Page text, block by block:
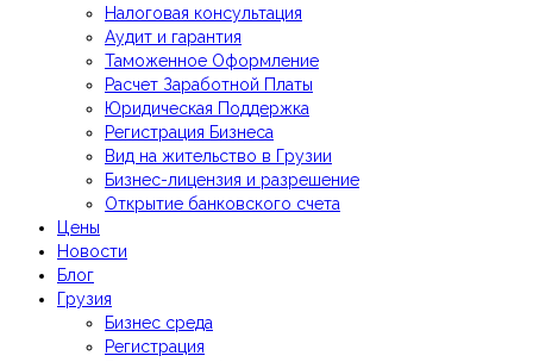
Налоговая консультация
Аудит и гарантия
Таможенное Оформление
Расчет Заработной Платы
Юридическая Поддержка
Регистрация Бизнеса
Вид на жительство в Грузии
Бизнес-лицензия и разрешение
Открытие банковского счета
Цены
Новости
Блог
Грузия
Бизнес среда
Регистрация